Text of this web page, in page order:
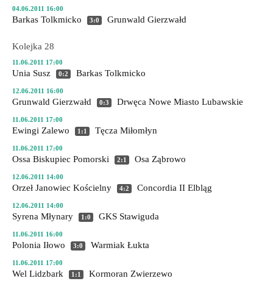
04.06.2011 16:00
Barkas Tolkmicko 3:0 Grunwald Gierzwałd
Kolejka 28
11.06.2011 17:00
Unia Susz 0:2 Barkas Tolkmicko
12.06.2011 16:00
Grunwald Gierzwałd 0:3 Drwęca Nowe Miasto Lubawskie
11.06.2011 17:00
Ewingi Zalewo 1:1 Tęcza Miłomłyn
11.06.2011 17:00
Ossa Biskupiec Pomorski 2:1 Osa Ząbrowo
12.06.2011 14:00
Orzeł Janowiec Kościelny 4:2 Concordia II Elbląg
12.06.2011 14:00
Syrena Młynary 1:0 GKS Stawiguda
11.06.2011 16:00
Polonia Iłowo 3:0 Warmiak Łukta
11.06.2011 17:00
Wel Lidzbark 1:1 Kormoran Zwierzewo